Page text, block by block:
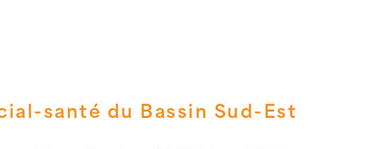
santé du Bassin Sud-Est